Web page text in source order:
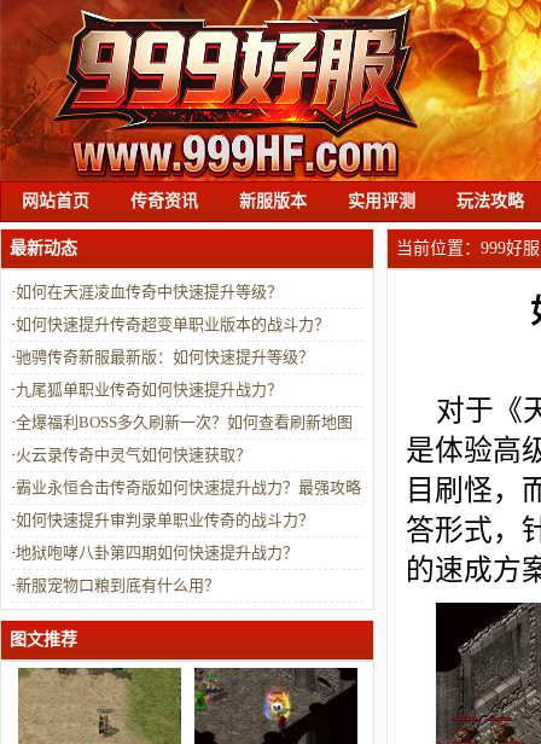
网站首页 传奇资讯 新服版本 实用评测 玩法攻略
当前位置： 999好服
对于《
是体验高
目刷怪，
答形式，
的速成方
最新动态
·如何在天涯凌血传奇中快速提升等级？
·如何快速提升传奇超变单职业版本的战斗力？
·驰骋传奇新服最新版：如何快速提升等级？
·九尾狐单职业传奇如何快速提升战力？
·全爆福利BOSS多久刷新一次？如何查看刷新地图
与状态？
·火云录传奇中灵气如何快速获取？
·霸业永恒合击传奇版如何快速提升战力？最强攻略
解析
·如何快速提升审判录单职业传奇的战斗力？
·地狱咆哮八卦第四期如何快速提升战力？
·新服宠物口粮到底有什么用？
图文推荐